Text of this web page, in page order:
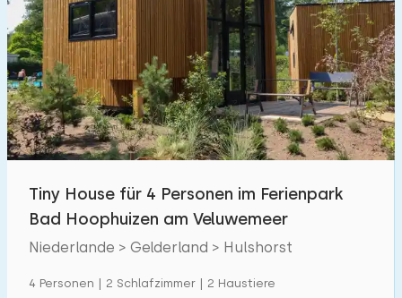
Tiny House für 4 Personen im Ferienpark
Bad Hoophuizen am Veluwemeer
Niederlande > Gelderland > Hulshorst
4 Personen | 2 Schlafzimmer | 2 Haustiere